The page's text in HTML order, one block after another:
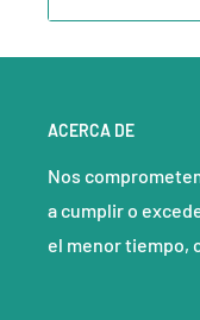
Sentido
ACERCA DE
Nos
a cumplir o
el menor tiempo,